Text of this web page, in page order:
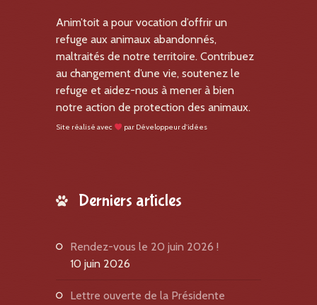
Anim’toit a pour vocation d’offrir un
refuge aux animaux abandonnés,
maltraités de notre territoire. Contribuez
au changement d’une vie, soutenez le
refuge et aidez-nous à mener à bien
notre action de protection des animaux.
Site réalisé avec par Développeur d'idées
Derniers articles
Rendez-vous le 20 juin 2026 !
10 juin 2026
Lettre ouverte de la Présidente